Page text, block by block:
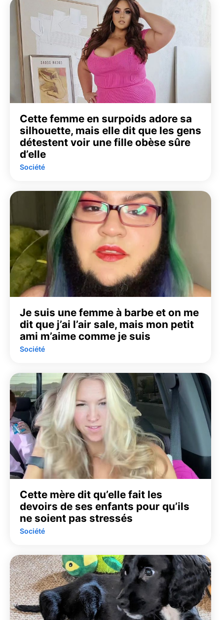
Cette femme en surpoids adore sa
silhouette, mais elle dit que les gens
détestent voir une fille obèse sûre
d’elle
Société
Je suis une femme à barbe et on me
dit que j’ai l’air sale, mais mon petit
ami m’aime comme je suis
Société
Cette mère dit qu’elle fait les
devoirs de ses enfants pour qu’ils
ne soient pas stressés
Société